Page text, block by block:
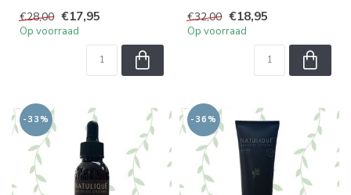
krullen, werkt e...
€28,00 €17,95
Op voorraad
pluizig haar en voork...
€32,00 €18,95
Op voorraad
-33% -36%